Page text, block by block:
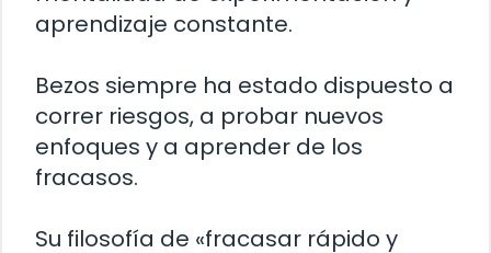
aprendizaje constante.
Bezos siempre ha estado dispuesto a
correr riesgos, a probar nuevos
enfoques y a aprender de los
fracasos.
Su filosofía de «fracasar rápido y